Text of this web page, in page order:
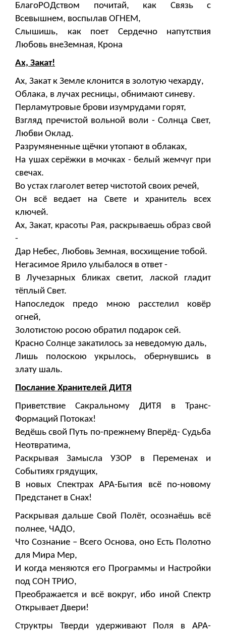
БлагоРОДством почитай, как Связь с
Всевышнем, воспылав ОГНЕМ,
Слышишь, как поет Сердечно напутствия
Любовь внеЗемная, Крона
Ах, Закат!
Ах, Закат к Земле клонится в золотую чехарду,
Облака, в лучах ресницы, обнимают синеву.
Перламутровые брови изумрудами горят,
Взгляд пречистой вольной воли - Солнца Свет,
Любви Оклад.
Разрумяненные щёчки утопают в облаках,
На ушах серёжки в мочках - белый жемчуг при
свечах.
Во устах глаголет ветер чистотой своих речей,
Он всё ведает на Свете и хранитель всех
ключей.
Ах, Закат, красоты Рая, раскрываешь образ свой
-
Дар Небес, Любовь Земная, восхищение тобой.
Негасимое Ярило улыбалося в ответ -
В Лучезарных бликах светит, лаской гладит
тёплый Свет.
Напоследок предо мною расстелил ковёр
огней,
Золотистою росою обратил подарок сей.
Красно Солнце закатилось за неведомую даль,
Лишь полоскою укрылось, обернувшись в
злату шаль.
Послание Хранителей ДИТЯ
Приветствие Сакральному ДИТЯ в Транс-
Формаций Потоках!
Ведёшь свой Путь по-прежнему Вперёд- Судьба
Неотвратима,
Раскрывая Замысла УЗОР в Переменах и
Событиях грядущих,
В новых Спектрах АРА-Бытия всё по-новому
Предстанет в Снах!
Раскрывая дальше Свой Полёт, осознаёшь всё
полнее, ЧАДО,
Что Сознание – Всего Основа, оно Есть Полотно
для Мира Мер,
И когда меняются его Программы и Настройки
под СОН ТРИО,
Преображается и всё вокруг, ибо иной Спектр
Открывает Двери!
Структры Тверди удерживают Поля в АРА-